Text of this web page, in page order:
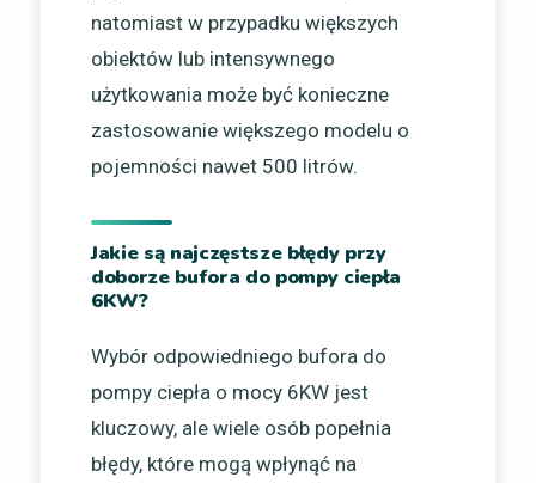
natomiast w przypadku większych
obiektów lub intensywnego
użytkowania może być konieczne
zastosowanie większego modelu o
pojemności nawet 500 litrów.
Jakie są najczęstsze błędy przy
doborze bufora do pompy ciepła
6KW?
Wybór odpowiedniego bufora do
pompy ciepła o mocy 6KW jest
kluczowy, ale wiele osób popełnia
błędy, które mogą wpłynąć na